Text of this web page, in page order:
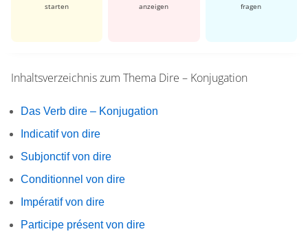
starten anzeigen fragen
Inhaltsverzeichnis zum Thema Dire – Konjugation
Das Verb dire – Konjugation
Indicatif von dire
Subjonctif von dire
Conditionnel von dire
Impératif von dire
Participe présent von dire